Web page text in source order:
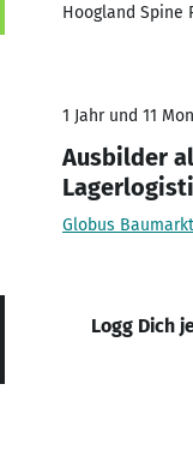
Hoogland Spine
1 Jahr und 11
Ausbilder
Globus Baumarkt
Logg Dich